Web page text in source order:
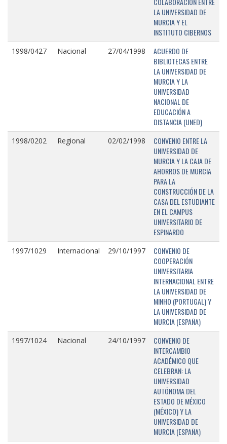
LA UNIVERSIDAD DE
MURCIA Y EL
INSTITUTO CIBERNOS
1998/0427 Nacional 27/04/1998
ACUERDO DE
BIBLIOTECAS ENTRE
LA UNIVERSIDAD DE
MURCIA Y LA
UNIVERSIDAD
NACIONAL DE
EDUCACIÓN A
DISTANCIA (UNED)
1998/0202 Regional 02/02/1998
CONVENIO ENTRE LA
UNIVERSIDAD DE
MURCIA Y LA CAJA DE
AHORROS DE MURCIA
PARA LA
CONSTRUCCIÓN DE LA
CASA DEL ESTUDIANTE
EN EL CAMPUS
UNIVERSITARIO DE
ESPINARDO
1997/1029 Internacional 29/10/1997
CONVENIO DE
COOPERACIÓN
UNIVERSITARIA
INTERNACIONAL ENTRE
LA UNIVERSIDAD DE
MINHO (PORTUGAL) Y
LA UNIVERSIDAD DE
MURCIA (ESPAÑA)
1997/1024 Nacional 24/10/1997
CONVENIO DE
INTERCAMBIO
ACADÉMICO QUE
CELEBRAN: LA
UNIVERSIDAD
AUTÓNOMA DEL
ESTADO DE MÉXICO
(MÉXICO) Y LA
UNIVERSIDAD DE
MURCIA (ESPAÑA)